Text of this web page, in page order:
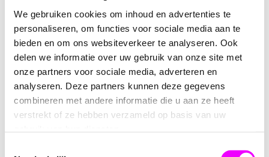
We gebruiken cookies om inhoud en advertenties te
personaliseren, om functies voor sociale media aan te
bieden en om ons websiteverkeer te analyseren. Ook
delen we informatie over uw gebruik van onze site met
onze partners voor sociale media, adverteren en
analyseren. Deze partners kunnen deze gegevens
combineren met andere informatie die u aan ze heeft
verstrekt of ze hebben verzameld op basis van uw
kopen of als een attent presentje voor een speciaal
iemand, deze snoephouder zal zeker een glimlach op
ieders gezicht toveren.
Personalisatie
Om het geheel nog persoonlijker te maken, hebben we de
optie om een leuke sticker (sticker is exclusief) met de
tekst Aju Paraplu ik ga naar de basisschool toe te